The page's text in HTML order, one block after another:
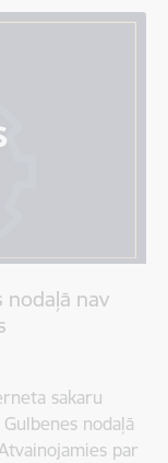
nodaļā nav
sakaru
nodaļā
par